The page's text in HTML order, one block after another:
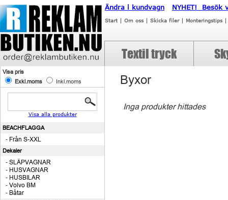
Ändra i kundvagn NYHET! Besök
Start | Om oss | Skicka filer| Monteringstips
Textil tryck
Visa pris
Exkl.moms
Inkl.moms
Visa alla produkter
BEACHFLAGGA
- Från S-XXL
Dekaler
- SLÄPVAGNAR
- HUSVAGNAR
- HUSBILAR
- Volvo BM
- Båtar
Byxor
Inga produkter hittades